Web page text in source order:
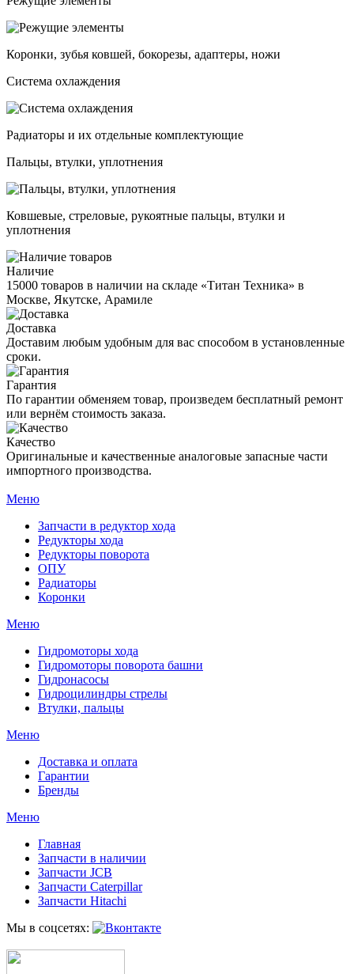
Коронки, зубья ковшей, бокорезы, адаптеры, ножи
Система охлаждения
Радиаторы и их отдельные комплектующие
Пальцы, втулки, уплотнения
Ковшевые, стреловые, рукоятные пальцы, втулки и
уплотнения
Наличие
15000 товаров в наличии на складе «Титан Техника» в
Москве, Якутске, Арамиле
Доставка
Доставим любым удобным для вас способом в установленные
сроки.
Гарантия
По гарантии обменяем товар, произведем бесплатный ремонт
или вернём стоимость заказа.
Качество
Оригинальные и качественные аналоговые запасные части
импортного производства.
Меню
Запчасти в редуктор хода
Редукторы хода
Редукторы поворота
ОПУ
Радиаторы
Коронки
Меню
Гидромоторы хода
Гидромоторы поворота башни
Гидронасосы
Гидроцилиндры стрелы
Втулки, пальцы
Меню
Доставка и оплата
Гарантии
Бренды
Меню
Главная
Запчасти в наличии
Запчасти JCB
Запчасти Caterpillar
Запчасти Hitachi
Мы в соцсетях: